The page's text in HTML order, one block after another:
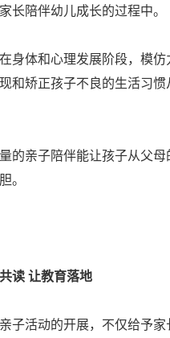
长陪伴幼儿成长的过程中。
体和心理发展阶段，模仿
和矫正孩子不良的生活习
亲子陪伴能让孩子从父母
。
读 让教育落地
活动的开展，不仅给予家